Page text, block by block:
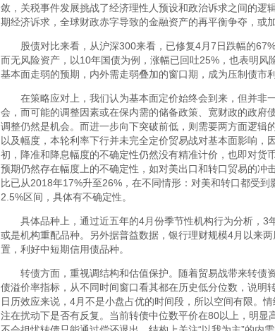
敛，关税事件发展挑战了经济理性人预设和政治诉求之间的
期经济诉求，全球财政赤字导致的金融资产的再平衡争夺，或
股债对比来看，从沪深300来看，已修复4月7日跌幅的
而无风险资产，以10年国债为例，涨幅已回吐25%，也表明
基本面走弱的预期，内外需走弱叠加的窗口期，成为压制债市
在策略应对上，我们认为基本面定价始终会到来，但并非
会，而可能的调整因素或在保内需的储备政策、宽财政的政府
调整仍然是机会。而进一步向下突破前低，则需要两方面逻
以及幅度，本轮利率下行并未完全定价贸易战对基本面影响
初，降准和降息幅度的不确定性仍然没有精准计价，也即对
预期仍然存在幅度上的不确定性，如对美出口和转口贸易的
比已从2018年17%升至26%，在不同情形：对美和转口都受
2.5%区间，具体有不确定性。
具体品种上，通过近五年的4月份季节性机构行为分析，3
或是机构重配品种。另外据普益数据，银行理财规模4月以来
置，利好中短期信用债品种。
转债方面，重视调结构和估值保护。随着贸易战带来转债
债溢价率指标，从不同时间窗口看其都在历史低分位数，说明
日历效应来说，4月不是小盘占优的时间段，所以空间有限。
注在扰动下是否有反复。当前转债中位数平价在80以上，明